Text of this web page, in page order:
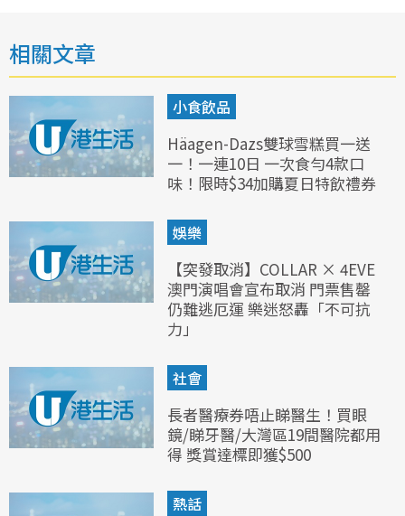
相關文章
小食飲品
Häagen-Dazs雙球雪糕買一送
一！一連10日 一次食勻4款口
味！限時$34加購夏日特飲禮券
娛樂
【突發取消】COLLAR × 4EVE
澳門演唱會宣布取消 門票售罄
仍難逃厄運 樂迷怒轟「不可抗
力」
社會
長者醫療券唔止睇醫生！買眼
鏡/睇牙醫/大灣區19間醫院都用
得 獎賞達標即獲$500
熱話